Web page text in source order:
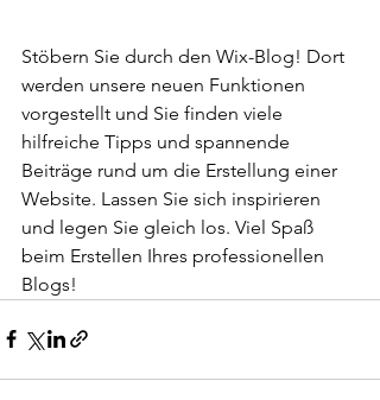
Stöbern Sie durch den Wix-Blog! Dort
werden unsere neuen Funktionen
vorgestellt und Sie finden viele
hilfreiche Tipps und spannende
Beiträge rund um die Erstellung einer
Website. Lassen Sie sich inspirieren
und legen Sie gleich los. Viel Spaß
beim Erstellen Ihres professionellen
Blogs!